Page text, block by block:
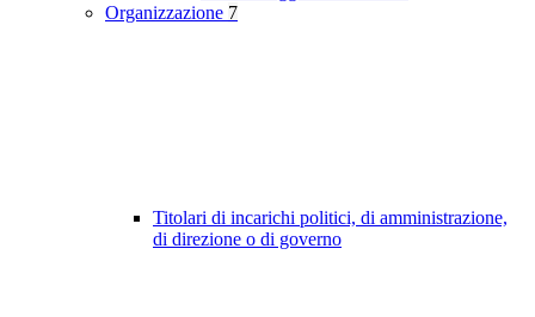
Organizzazione 7
Titolari di incarichi politici, di amministrazione,
di direzione o di governo